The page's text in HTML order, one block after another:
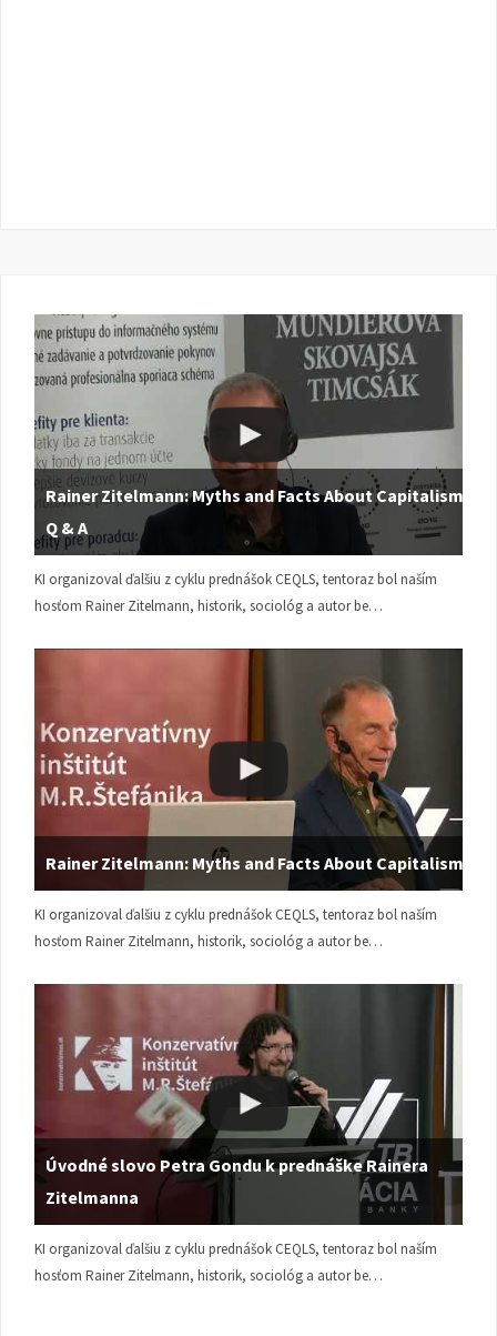
Rainer Zitelmann: Myths and Facts About Capitalism |
Q & A
KI organizoval ďalšiu z cyklu prednášok CEQLS, tentoraz bol naším
hosťom Rainer Zitelmann, historik, sociológ a autor be…
Rainer Zitelmann: Myths and Facts About Capitalism
KI organizoval ďalšiu z cyklu prednášok CEQLS, tentoraz bol naším
hosťom Rainer Zitelmann, historik, sociológ a autor be…
Úvodné slovo Petra Gondu k prednáške Rainera
Zitelmanna
KI organizoval ďalšiu z cyklu prednášok CEQLS, tentoraz bol naším
hosťom Rainer Zitelmann, historik, sociológ a autor be…